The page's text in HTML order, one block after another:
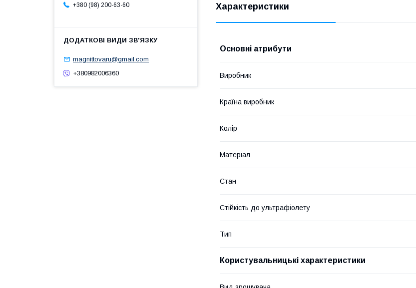
Характеристики
Основні атрибути
Виробник
Країна виробник
Колір
Матеріал
Стан
Стійкість до ультрафіолету
Тип
Користувальницькі характеристики
+380 (98) 200-63-60
magnittovaru@gmail.com
+380982006360